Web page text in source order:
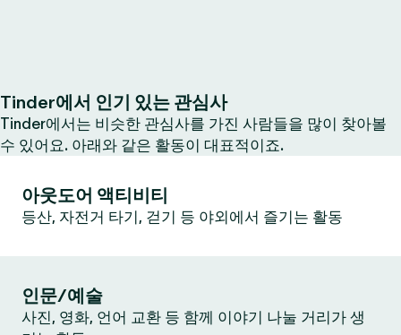
Tinder에서 인기 있는 관심사
Tinder에서는 비슷한 관심사를 가진 사람들을 많이 찾아볼
수 있어요. 아래와 같은 활동이 대표적이죠.
아웃도어 액티비티
등산, 자전거 타기, 걷기 등 야외에서 즐기는 활동
인문/예술
사진, 영화, 언어 교환 등 함께 이야기 나눌 거리가 생